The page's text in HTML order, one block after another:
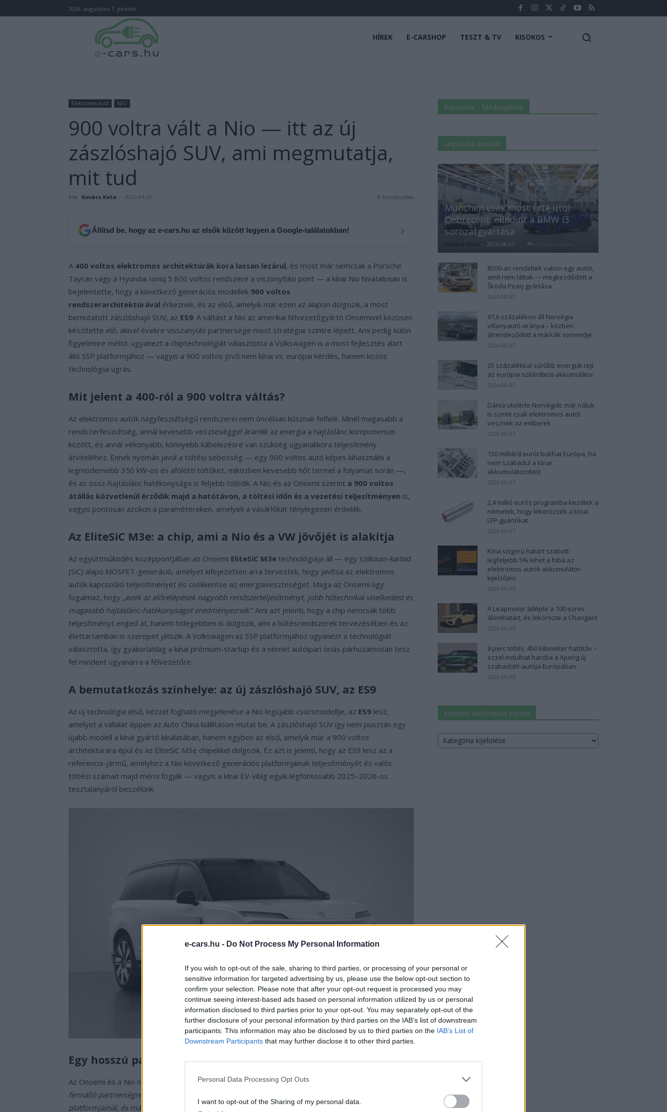
e-cars.hu - Do Not Process My Personal Information
If you wish to opt-out of the sale, sharing to third parties, or processing of your personal or
sensitive information for targeted advertising by us, please use the below opt-out section to
confirm your selection. Please note that after your opt-out request is processed you may
continue seeing interest-based ads based on personal information utilized by us or personal
information disclosed to third parties prior to your opt-out. You may separately opt-out of the
further disclosure of your personal information by third parties on the IAB’s list of downstream
participants. This information may also be disclosed by us to third parties on the IAB’s List of
Downstream Participants that may further disclose it to other third parties.
Personal Data Processing Opt Outs
I want to opt-out of the Sharing of my personal data.
2026. augusztus 7. péntek
HÍREK E-CARSHOP TESZT & TV KISOKOS
Elektromos autó NIO
900 voltra vált a Nio — itt az új
zászlóshajó SUV, ami megmutatja,
mit tud
Írta: Kovács Kata - 2026-04-30 0 hozzászólás
Állítsd be, hogy az e-cars.hu az elsők között legyen a Google-találatokban! ›
A 400 voltos elektromos architektúrák kora lassan lezárul, és most már nemcsak a Porsche
Taycan vagy a Hyundai Ioniq 5 800 voltos rendszere a viszonyítási pont — a kínai Nio hivatalosan is
bejelentette, hogy a következő generációs modellek 900 voltos
rendszerarchitektúrával érkeznek, és az első, amelyik már ezen az alapon dolgozik, a most
bemutatott zászlóshajó SUV, az ES9. A váltást a Nio az amerikai félvezetőgyártó Onsemivel közösen
készítette elő, akivel évekre visszanyúló partnersége most stratégiai szintre lépett. Ami pedig külön
figyelemre méltó: ugyanezt a chiptechnológiát választotta a Volkswagen is a most fejlesztés alatt
álló SSP platformjához — vagyis a 900 voltos jövő nem kínai vs. európai kérdés, hanem közös
technológiai ugrás.
Mit jelent a 400-ról a 900 voltra váltás?
Az elektromos autók nagyfeszültségű rendszerei nem öncélúan kúsznak felfelé. Minél magasabb a
rendszerfeszültség, annál kevesebb veszteséggel áramlik az energia a hajtáslánc komponensei
között, és annál vékonyabb, könnyebb kábelezésre van szükség ugyanakkora teljesítmény
átviteléhez. Ennek nyomán javul a töltési sebesség — egy 900 voltos autó képes kihasználni a
legmodernebb 350 kW-os és afölötti töltőket, miközben kevesebb hőt termel a folyamat során —,
és az össz-hajtáslánc hatékonysága is feljebb tolódik. A Nio és az Onsemi szerint a 900 voltos
átállás közvetlenül érződik majd a hatótávon, a töltési időn és a vezetési teljesítményen is,
vagyis pontosan azokon a paramétereken, amelyek a vásárlókat ténylegesen érdeklik.
Az EliteSiC M3e: a chip, ami a Nio és a VW jövőjét is alakítja
Az együttműködés középpontjában az Onsemi EliteSiC M3e technológiája áll — egy szilícium-karbid
(SiC) alapú MOSFET-generáció, amelyet kifejezetten arra terveztek, hogy javítsa az elektromos
autók kapcsolási teljesítményét és csökkentse az energiaveszteséget. Maga az Onsemi úgy
fogalmaz, hogy „ezek az előrelépések nagyobb rendszerteljesítményt, jobb hőtechnikai viselkedést és
magasabb hajtáslánc-hatékonyságot eredményeznek”. Ami azt jelenti, hogy a chip nemcsak több
teljesítményt enged át, hanem hidegebben is dolgozik, ami a hűtésrendszerek tervezésében és az
élettartamban is szerepet játszik. A Volkswagen az SSP platformjához ugyanezt a technológiát
választotta, így gyakorlatilag a kínai prémium-startup és a német autóipari óriás párhuzamosan tesz
fel mindent ugyanarra a félvezetőre.
A bemutatkozás színhelye: az új zászlóshajó SUV, az ES9
Az új technológia első, kézzel fogható megjelenése a Nio legújabb csúcsmodellje, az ES9 lesz,
amelyet a vállalat éppen az Auto China kiállításon mutat be. A zászlóshajó SUV így nem pusztán egy
újabb modell a kínai gyártó kínálatában, hanem egyben az első, amelyik már a 900 voltos
architektúrára épül és az EliteSiC M3e chipekkel dolgozik. Ez azt is jelenti, hogy az ES9 lesz az a
referencia-jármű, amelyhez a Nio következő generációs platformjainak teljesítményét és valós
töltési számait majd mérni fogják — vagyis a kínai EV-világ egyik legfontosabb 2025–2026-os
tesztalanyáról beszélünk.
Egy hosszú partnerség, ami stratégiai szintre lépett
Az Onsemi és a Nio nem most kezdte a közös munkát.„A kibővített együttműködés egy hosszú ideje
fennálló partnerségre épül, amely az Onsemi EliteSiC technológiájával kezdődött a NIO 400 voltos
platformjainál, és mára stratégiai, rendszerszintű együttműködéssé fejlődött”— fogalmazott az
Kapcsolat - Médiaajánlat
Legutolsó postok
München csak most érte utol
Debrecent: elindult a BMW i3
sorozatgyártása
- 2026-08-07
8500-an rendeltek vakon egy autót,
amit nem láttak — megkezdődött a
Škoda Peaq gyártása
2026-08-07
97,6 százalékon áll Norvégia
villanyautó-aránya – közben
átrendeződött a márkák sorrendje
2026-08-07
25 százalékkal sűrűbb energiát rejt
az európai szilárdtest-akkumulátor
2026-08-07
Dánia utolérte Norvégiát: már náluk
is szinte csak elektromos autót
vesznek az emberek
2026-08-07
150 milliárd eurót bukhat Európa, ha
nem szabadul a kínai
akkumulátoroktól
2026-08-07
2,4 millió eurós programba kezdtek a
németek, hogy lekörözzék a kínai
LFP-gyártókat
2026-08-07
Kína szigorú határt szabott:
legfeljebb 5% lehet a hiba az
elektromos autók akkumulátor-
kijelzőjén
2026-08-05
A Leapmotor átlépte a 100 ezres
álomhatárt, és lekörözte a Changant
2026-08-05
9 perc töltés, 450 kilométer hatótáv –
ezzel indulhat harcba a Xpeng új
szabadidő-autója Európában
2026-08-05
Keresés autómárka szerint
Keresés
autómárka